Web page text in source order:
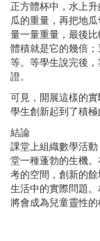
正方體杯中，水上
瓜的重量，再把地
量一量重量，最後
體積就是它的幾倍
等。等學生說完後
證。
可見，開展這樣的
學生創新起到了積極
結論
課堂上組織數學活
堂一種蓬勃的生機
考的空間，創新的
生活中的實際問題
將會成為兒童靈性的